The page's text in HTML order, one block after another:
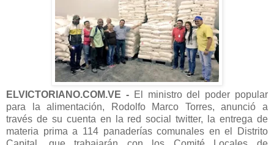
ELVICTORIANO.COM.VE - El ministro del poder popular
para la alimentación, Rodolfo Marco Torres, anunció a
través de su cuenta en la red social twitter, la entrega de
materia prima a 114 panaderías comunales en el Distrito